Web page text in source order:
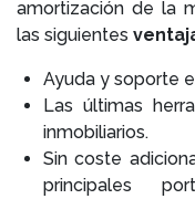
amortización de la
las siguientes
Ayuda y soporte
Las últimas
inmobiliarios.
Sin coste
principales